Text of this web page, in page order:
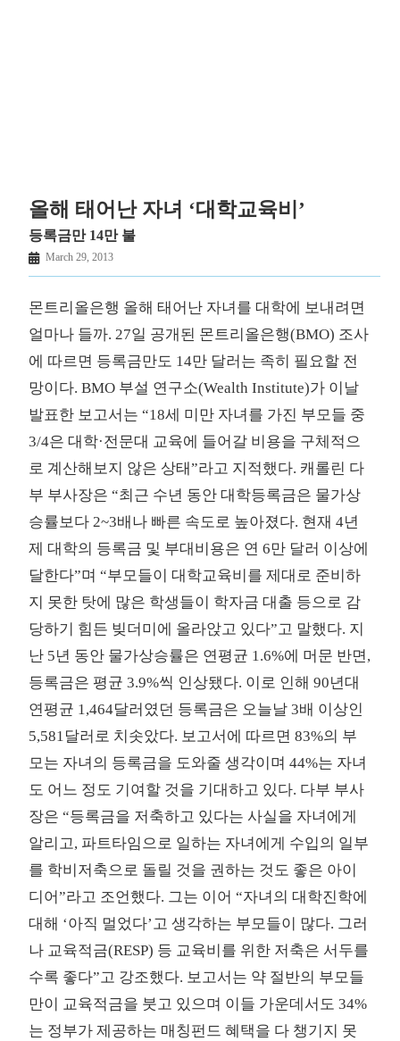
올해 태어난 자녀 ‘대학교육비’
등록금만 14만 불
March 29, 2013
몬트리올은행 올해 태어난 자녀를 대학에 보내려면
얼마나 들까. 27일 공개된 몬트리올은행(BMO) 조사
에 따르면 등록금만도 14만 달러는 족히 필요할 전
망이다. BMO 부설 연구소(Wealth Institute)가 이날
발표한 보고서는 “18세 미만 자녀를 가진 부모들 중
3/4은 대학·전문대 교육에 들어갈 비용을 구체적으
로 계산해보지 않은 상태”라고 지적했다. 캐롤린 다
부 부사장은 “최근 수년 동안 대학등록금은 물가상
승률보다 2~3배나 빠른 속도로 높아졌다. 현재 4년
제 대학의 등록금 및 부대비용은 연 6만 달러 이상에
달한다”며 “부모들이 대학교육비를 제대로 준비하
지 못한 탓에 많은 학생들이 학자금 대출 등으로 감
당하기 힘든 빚더미에 올라앉고 있다”고 말했다. 지
난 5년 동안 물가상승률은 연평균 1.6%에 머문 반면,
등록금은 평균 3.9%씩 인상됐다. 이로 인해 90년대
연평균 1,464달러였던 등록금은 오늘날 3배 이상인
5,581달러로 치솟았다. 보고서에 따르면 83%의 부
모는 자녀의 등록금을 도와줄 생각이며 44%는 자녀
도 어느 정도 기여할 것을 기대하고 있다. 다부 부사
장은 “등록금을 저축하고 있다는 사실을 자녀에게
알리고, 파트타임으로 일하는 자녀에게 수입의 일부
를 학비저축으로 돌릴 것을 권하는 것도 좋은 아이
디어”라고 조언했다. 그는 이어 “자녀의 대학진학에
대해 ‘아직 멀었다’고 생각하는 부모들이 많다. 그러
나 교육적금(RESP) 등 교육비를 위한 저축은 서두를
수록 좋다”고 강조했다. 보고서는 약 절반의 부모들
만이 교육적금을 붓고 있으며 이들 가운데서도 34%
는 정부가 제공하는 매칭펀드 혜택을 다 챙기지 못